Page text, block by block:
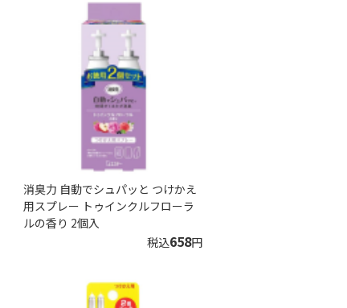
消臭力 自動でシュパッと つけかえ
用スプレー トゥインクルフローラ
ルの香り 2個入
税込658円